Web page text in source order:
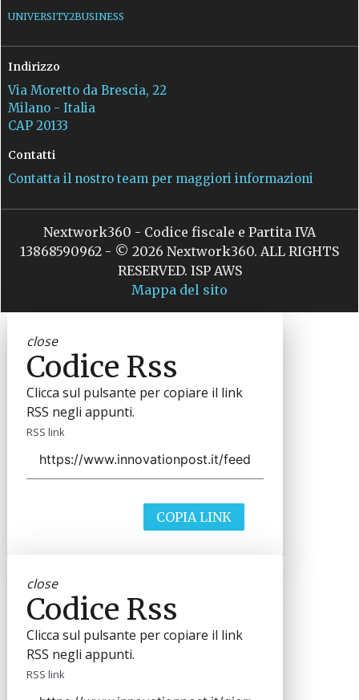
UNIVERSITY2BUSINESS
Indirizzo
Via Moretto da Brescia, 22
Milano - Italia
CAP 20133
Contatti
Contatta il nostro team per maggiori informazioni
Nextwork360 - Codice fiscale e Partita IVA
13868590962 - © 2026 Nextwork360. ALL RIGHTS
RESERVED. ISP AWS
Mappa del sito
close
Codice Rss
Clicca sul pulsante per copiare il link
RSS negli appunti.
RSS link
COPIA LINK
close
Codice Rss
Clicca sul pulsante per copiare il link
RSS negli appunti.
RSS link